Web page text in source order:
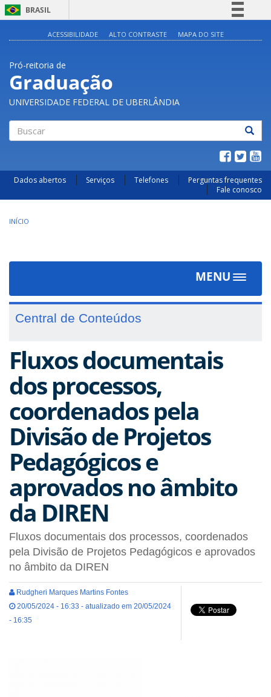
BRASIL
Legislação
Canais
ACESSIBILIDADE ALTO CONTRASTE MAPA DO SITE
Pró-reitoria de
Graduação
UNIVERSIDADE FEDERAL DE UBERLÂNDIA
Dados abertos Serviços Telefones
Perguntas frequentes
Fale conosco
INÍCIO
MENU
Toggle
Central de Conteúdos
Fluxos documentais
dos processos,
coordenados pela
Divisão de Projetos
Pedagógicos e
aprovados no âmbito
da DIREN
Fluxos documentais dos processos, coordenados
pela Divisão de Projetos Pedagógicos e aprovados
no âmbito da DIREN
Rudgheri Marques Martins Fontes
20/05/2024 - 16:33 - atualizado em 20/05/2024
- 16:35